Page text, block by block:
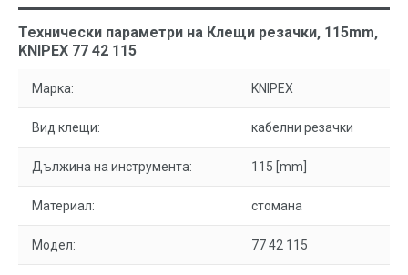
Технически параметри на Клещи резачки, 115mm,
KNIPEX 77 42 115
Марка: KNIPEX
Вид клещи: кабелни резачки
Дължина на инструмента: 115 [mm]
Материал: стомана
Модел: 77 42 115